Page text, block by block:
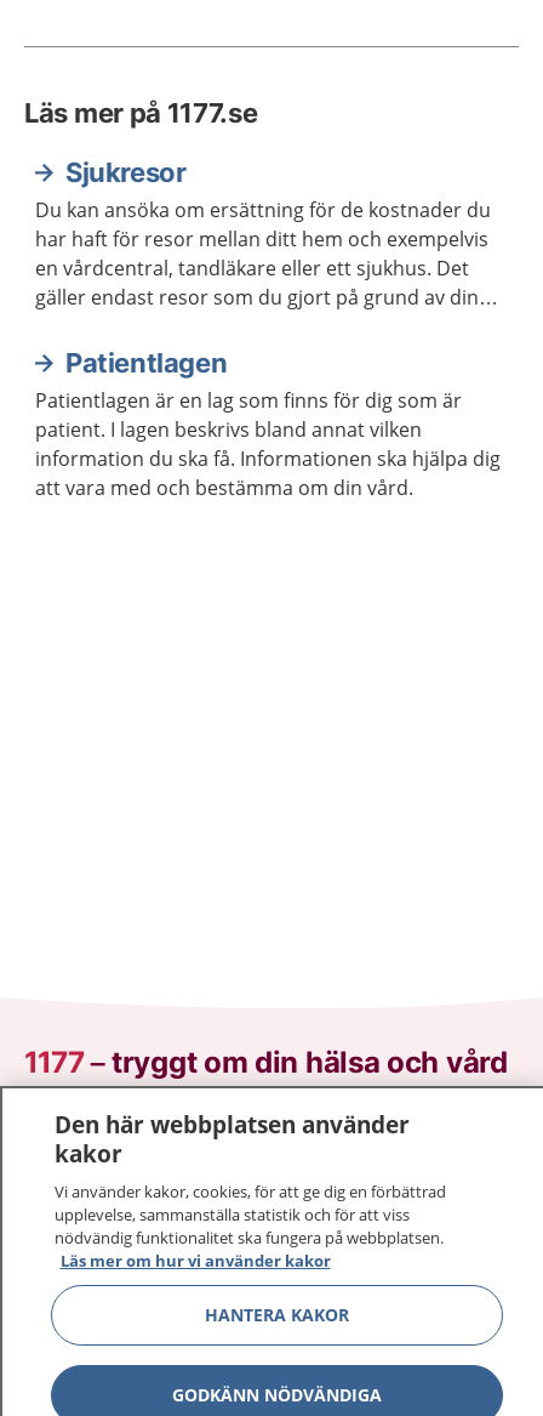
Läs mer på 1177.se
Sjukresor
Du kan ansöka om ersättning för de kostnader du
har haft för resor mellan ditt hem och exempelvis
en vårdcentral, tandläkare eller ett sjukhus. Det
gäller endast resor som du gjort på grund av din
Patientlagen
Patientlagen är en lag som finns för dig som är
patient. I lagen beskrivs bland annat vilken
information du ska få. Informationen ska hjälpa dig
att vara med och bestämma om din vård.
1177–tryggt om din hälsa och vård
På 1177.se får du råd om hälsa och information om
sjukdomar och vilka mottagningar du kan kontakta.
vårdärenden. Ring telefonnummer 1177 för
sjukvårdsrådgivning dygnet runt.
1177 ger dig råd när du vill må bättre.
Den här webbplatsen använder
kakor
Vi använder kakor, cookies, för att ge dig en förbättrad
upplevelse, sammanställa statistik och för att viss
nödvändig funktionalitet ska fungera på webbplatsen.
Läs mer om hur vi använder kakor
HANTERA KAKOR
GODKÄNN NÖDVÄNDIGA